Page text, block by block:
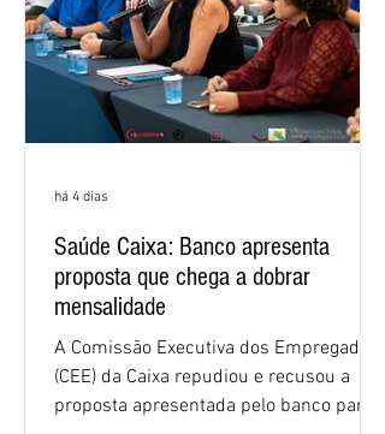
Saúde Caixa: Banco apresenta
proposta que chega a dobrar
mensalidade
A Comissão Executiva dos Empregados
(CEE) da Caixa repudiou e recusou a
proposta apresentada pelo banco para o
há 4 dias